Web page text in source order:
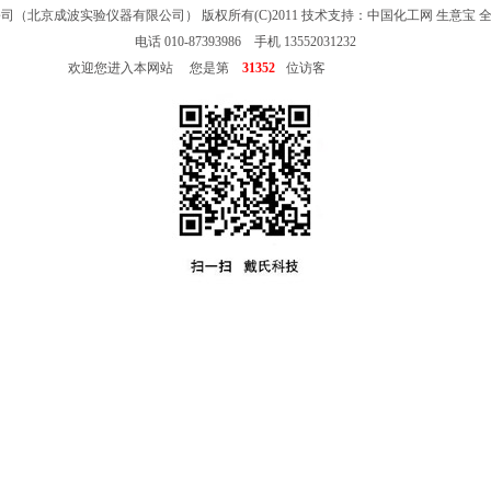
（北京成波实验仪器有限公司） 版权所有(C)2011 技术支持： 中国化工网 生意宝
电话 010-87393986 手机 13552031232
欢迎您进入本网站 您是第
31352 位访客